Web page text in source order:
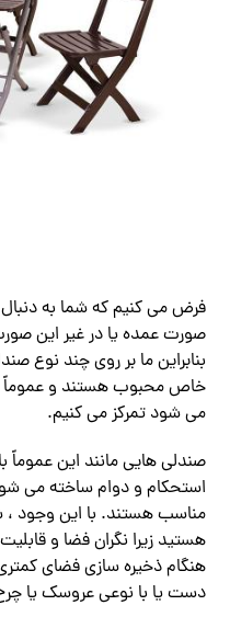
فرض می کنیم که شما به
صورت عمده یا در غیر این
بنابراین ما بر روی چند نوع
خاص محبوب هستند و عموماً
می شود تمرکز می کنیم.
صندلی هایی مانند این عموماً
استحکام و دوام ساخته می
مناسب هستند. با این وجود
هستید زیرا نگران فضا و
هنگام ذخیره سازی فضای
دست یا با نوعی عروسک یا